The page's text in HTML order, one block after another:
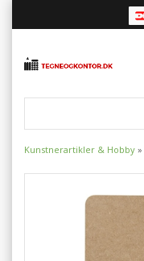
Kunstnerartikler & Hobby »